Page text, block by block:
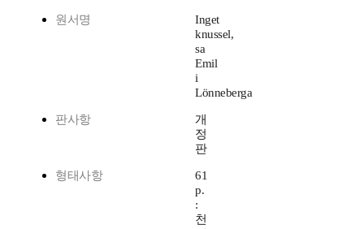
원서명
Inget
knussel,
sa
Emil
i
Lönneberga
판사항
개
정
판
형태사항
61
p.
:
천